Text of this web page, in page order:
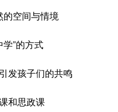
的空间与情境
学”的方式
发孩子们的共鸣
和思政课